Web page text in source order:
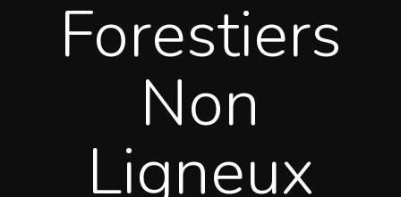
Forestiers
Non
Ligneux